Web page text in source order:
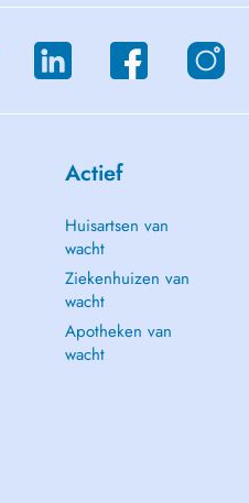
Actief
Huisartsen van
wacht
Ziekenhuizen van
wacht
Apotheken van
wacht